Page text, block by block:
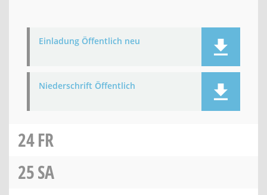
Einladung Öffentlich neu
Niederschrift Öffentlich
24FR
25SA